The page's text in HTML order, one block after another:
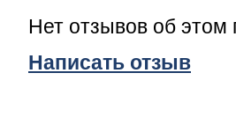
Нет отзывов об этом
Написать отзыв